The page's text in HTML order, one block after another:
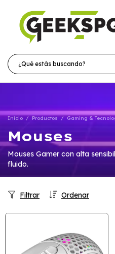
Inicio / Productos / Gaming &
Mouses
Mouses Gamer con alta
fluido.
Ordenar
Filtrar